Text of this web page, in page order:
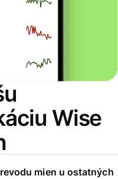
Wise
mien u ostatných